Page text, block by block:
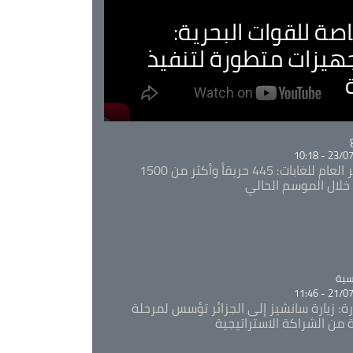
للقوات البحرية:
متطورة لتنفيذ
23/07/
المدير العام للغابات: 445 حريقاً وأكثر من 1500
الموسم الحالي
21/07/
زيارة سانشيز إلى الجزائر تؤسس لمرحلة
من الشراكة الاستراتيجية